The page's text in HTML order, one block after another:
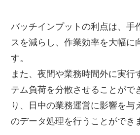
バッチインプットの利点は、手
スを減らし、作業効率を大幅に
す。
また、夜間や業務時間外に実行
テム負荷を分散させることがで
り、日中の業務運営に影響を与
のデータ処理を行うことができ